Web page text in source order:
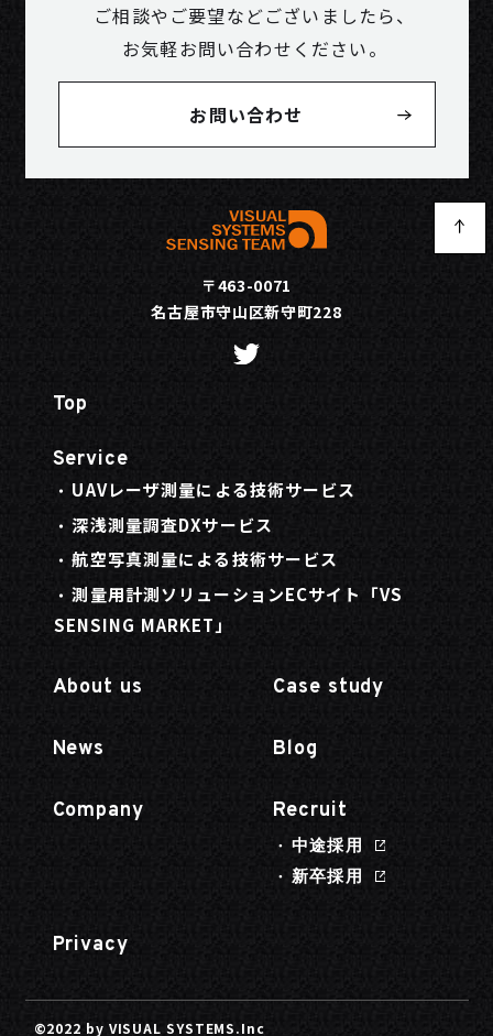
ご相談やご要望などございましたら、
お気軽お問い合わせください。
お問い合わせ
〒463-0071
名古屋市守山区新守町228
Top
Service
UAVレーザ測量による技術サービス
深浅測量調査DXサービス
航空写真測量による技術サービス
測量用計測ソリューションECサイト「VS
SENSING MARKET」
About us Case study
News Blog
Company Recruit
中途採用
新卒採用
Privacy
©2022 by VISUAL SYSTEMS.Inc